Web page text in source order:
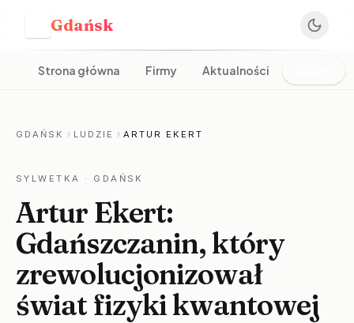
Gdańsk
Strona główna Firmy Aktualności
GDAŃSK LUDZIE ARTUR EKERT
SYLWETKA · GDAŃSK
Artur Ekert:
Gdańszczanin, który
zrewolucjonizował
świat fizyki kwantowej